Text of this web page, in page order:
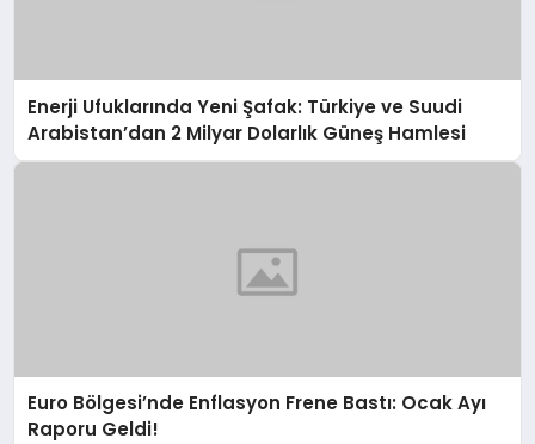
Enerji Ufuklarında Yeni Şafak: Türkiye ve Suudi
Arabistan’dan 2 Milyar Dolarlık Güneş Hamlesi
Euro Bölgesi’nde Enflasyon Frene Bastı: Ocak Ayı
Raporu Geldi!